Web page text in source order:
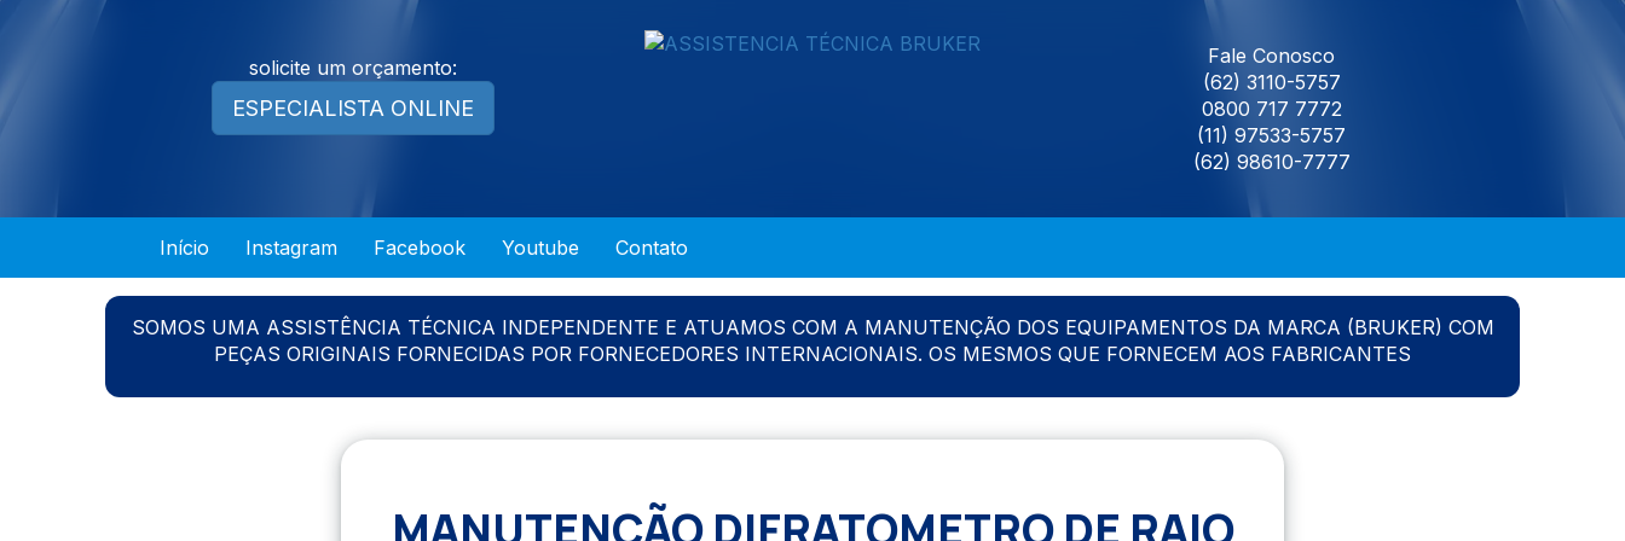
solicite um orçamento:
ESPECIALISTA ONLINE
Fale Conosco
(62) 3110-5757
0800 717 7772
(11) 97533-5757
(62) 98610-7777
Início Instagram Facebook Youtube Contato
SOMOS UMA ASSISTÊNCIA TÉCNICA INDEPENDENTE E ATUAMOS COM A MANUTENÇÃO DOS EQUIPAMENTOS DA MARCA (BRUKER) COM
PEÇAS ORIGINAIS FORNECIDAS POR FORNECEDORES INTERNACIONAIS. OS MESMOS QUE FORNECEM AOS FABRICANTES